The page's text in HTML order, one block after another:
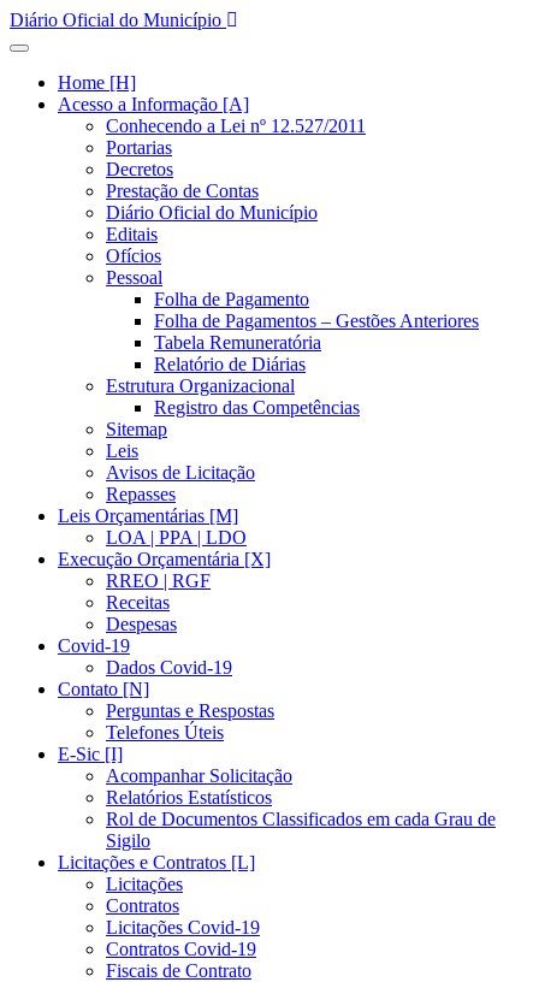
Diário Oficial do Município
Home [H]
Acesso a Informação [A]
Conhecendo a Lei nº 12.527/2011
Portarias
Decretos
Prestação de Contas
Diário Oficial do Município
Editais
Ofícios
Pessoal
Folha de Pagamento
Folha de Pagamentos – Gestões Anteriores
Tabela Remuneratória
Relatório de Diárias
Estrutura Organizacional
Registro das Competências
Sitemap
Leis
Avisos de Licitação
Repasses
Leis Orçamentárias [M]
LOA | PPA | LDO
Execução Orçamentária [X]
RREO | RGF
Receitas
Despesas
Covid-19
Dados Covid-19
Contato [N]
Perguntas e Respostas
Telefones Úteis
E-Sic [I]
Acompanhar Solicitação
Relatórios Estatísticos
Rol de Documentos Classificados em cada Grau de
Sigilo
Licitações e Contratos [L]
Licitações
Contratos
Licitações Covid-19
Contratos Covid-19
Fiscais de Contrato